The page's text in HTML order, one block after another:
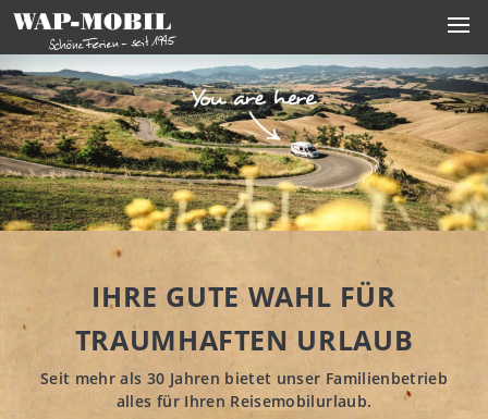
IHRE GUTE WAHL FÜR
TRAUMHAFTEN URLAUB
Seit mehr als 30 Jahren bietet unser Familienbetrieb
alles für Ihren Reisemobilurlaub.